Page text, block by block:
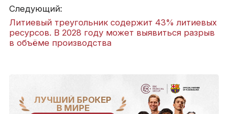
Следующий:
Литиевый треугольник содержит 43% литиевых
ресурсов. В 2028 году может выявиться разрыв
в объёме производства
ЛУЧШИЙ БРОКЕР
В МИРЕ